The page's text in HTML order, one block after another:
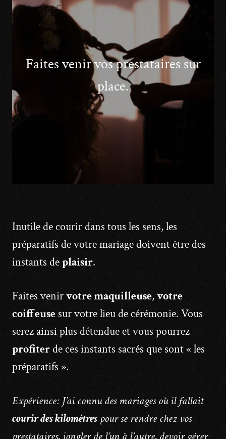
Faites venir vos prestataires sur
place.
Inutile de courir dans tous les sens, les
préparatifs de votre mariage doivent être des
instants deplaisir.
Faites venirvotre maquilleuse,votre
coiffeuse sur votre lieu de cérémonie. Vous
serez ainsi plus détendue et vous pourrez
profiterde ces instants sacrés que sont « les
préparatifs ».
Expérience: J’ai connu des mariages où il fallait
courir des kilomètres pour se rendre chez vos